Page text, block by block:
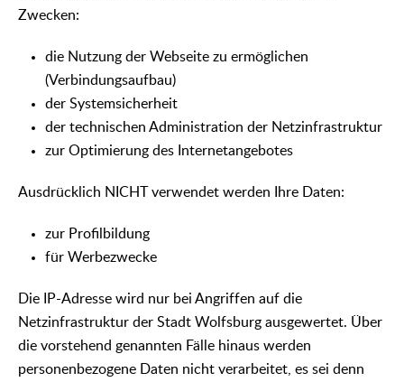
Zwecken:
die Nutzung der Webseite zu ermöglichen
(Verbindungsaufbau)
der Systemsicherheit
der technischen Administration der Netzinfrastruktur
zur Optimierung des Internetangebotes
Ausdrücklich NICHT verwendet werden Ihre Daten:
zur Profilbildung
für Werbezwecke
Die IP-Adresse wird nur bei Angriffen auf die
Netzinfrastruktur der Stadt Wolfsburg ausgewertet. Über
die vorstehend genannten Fälle hinaus werden
personenbezogene Daten nicht verarbeitet, es sei denn